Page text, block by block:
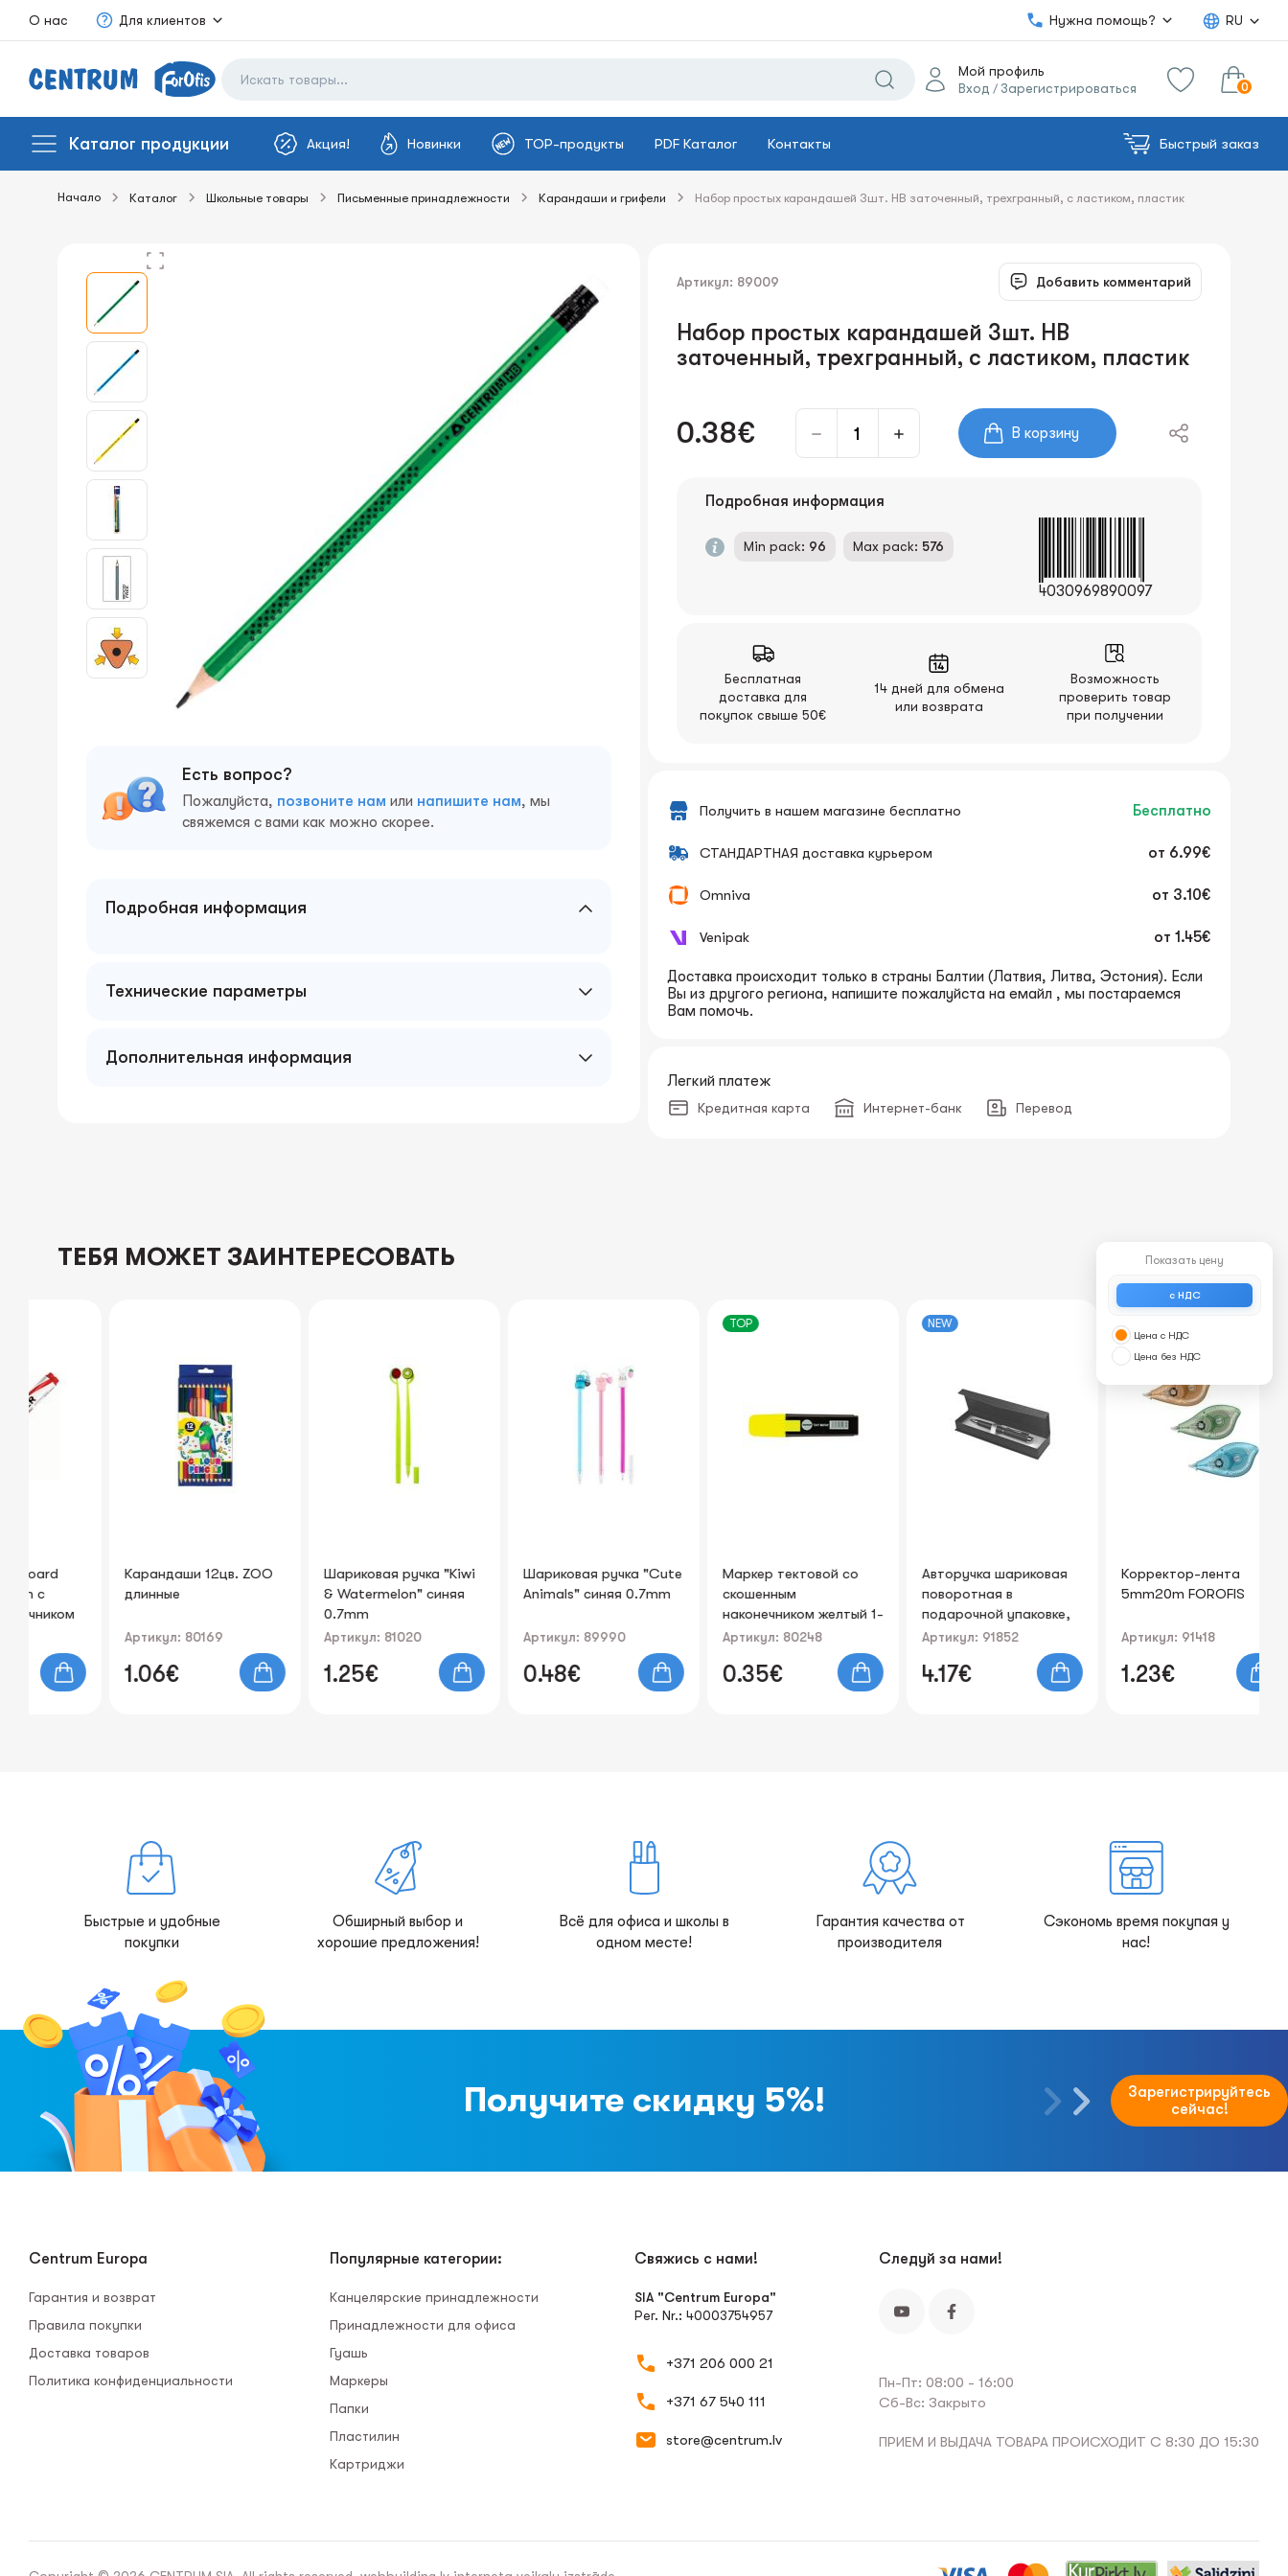
О нас Для клиентов Нужна помощь? RU
Мой профиль
Вход / Зарегистрироваться 0
Каталог продукции Акция! Новинки TOP-продукты PDF Каталог Контакты Быстрый заказ
Начало Каталог Школьные товары Письменные принадлежности Карандаши и грифели Набор простых карандашей 3шт. HB заточенный, трехгранный, с ластиком, пластик
Есть вопрос?
Пожалуйста, позвоните нам или напишите нам, мы
свяжемся с вами как можно скорее.
Подробная информация
Технические параметры
Дополнительная информация
Артикул: 89009 Добавить комментарий
Набор простых карандашей 3шт. HB
заточенный, трехгранный, с ластиком, пластик
0.38€ В корзину
Подробная информация
Min pack: 96 Max pack: 576
4030969890097
Бесплатная
доставка для
покупок свыше 50€
14 дней для обмена
или возврата
Возможность
проверить товар
при получении
Получить в нашем магазине бесплатно Бесплатно
СТАНДАРТНАЯ доставка курьером от 6.99€
Omniva от 3.10€
Venipak от 1.45€
Доставка происходит только в страны Балтии (Латвия, Литва, Эстония). Если
Вы из другого региона, напишите пожалуйста на емайл , мы постараемся
Вам помочь.
Легкий платеж
Кредитная карта Интернет-банк Перевод
ТЕБЯ МОЖЕТ ЗАИНТЕРЕСОВАТЬ
Карандаши 12цв. ZOO
длинные
Артикул: 80169
1.06€
Шариковая ручка "Kiwi
& Watermelon" синяя
Артикул: 81020
1.25€
Шариковая ручка "Cute
Animals" синяя 0.7mm
Артикул: 89990
0.48€
Маркер тектовой со
скошенным
наконечником желтый 1-
Артикул: 80248
0.35€
Авторучка шариковая
поворотная в
подарочной упаковке,
цвет чернил: синий,
0.7mm FOROFIS
Артикул: 91852
4.17€
Корректор-лента
5mm20m FOROFIS
Артикул: 91418
1.23€
Показать цену
с НДС
Цена с НДС
Цена без НДС
Быстрые и удобные
покупки
Обширный выбор и
хорошие предложения!
Всё для офиса и школы в
одном месте!
Гарантия качества от
производителя
Сэкономь время покупая у
нас!
Получите скидку 5%!
Зарегистрируйтесь
сейчас!
Centrum Europa
Гарантия и возврат
Правила покупки
Доставка товаров
Политика конфиденциальности
Популярные категории:
Канцелярские принадлежности
Принадлежности для офиса
Гуашь
Маркеры
Папки
Пластилин
Картриджи
Свяжись с нами!
SIA "Centrum Europa"
Рег. Nr.: 40003754957
+371 206 000 21
+371 67 540 111
store@centrum.lv
Следуй за нами!
Пн-Пт: 08:00 - 16:00
Сб-Вс: Закрыто
ПРИЕМ И ВЫДАЧА ТОВАРА ПРОИСХОДИТ С 8:30 ДО 15:30